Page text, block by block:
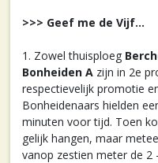
>>> Geef me de Vijf...
1. Zowel thuisploeg
Bonheiden A zijn in 2e
respectievelijk promotie
Bonheidenaars hielden
minuten voor tijd. Toen
gelijk hangen, maar
vanop zestien meter de 2